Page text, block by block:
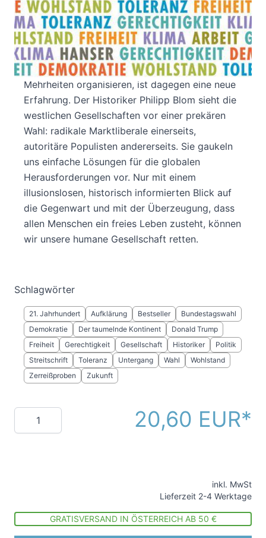
Freiheit, Demokratie, Gerechtigkeit: Die Ideen
des modernen Staats entstanden während der
Aufklärung. Im 21. Jahrhundert haben wir uns
längst daran gewöhnt. Dass Populisten mit dem
Versprechen einer autoritären Gesellschaft
Mehrheiten organisieren, ist dagegen eine neue
Erfahrung. Der Historiker Philipp Blom sieht die
westlichen Gesellschaften vor einer prekären
Wahl: radikale Marktliberale einerseits,
autoritäre Populisten andererseits. Sie gaukeln
uns einfache Lösungen für die globalen
Herausforderungen vor. Nur mit einem
illusionslosen, historisch informierten Blick auf
die Gegenwart und mit der Überzeugung, dass
allen Menschen ein freies Leben zusteht, können
wir unsere humane Gesellschaft retten.
Schlagwörter
21. Jahrhundert Aufklärung Bestseller
Bundestagswahl
Demokratie
Der taumelnde Kontinent
Donald Trump
Freiheit
Gerechtigkeit Gesellschaft Historiker
Politik
Streitschrift
Toleranz Untergang Wahl
Wohlstand
Zerreißproben
Zukunft
Menge 20,60 EUR
inkl. MwSt
Lieferzeit 2-4 Werktage
GRATISVERSAND IN ÖSTERREICH AB 50 €